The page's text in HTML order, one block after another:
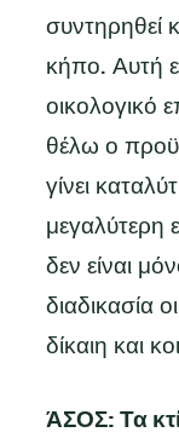
συντηρηθεί
κήπο. Αυτή
οικολογικό
θέλω ο
γίνει
μεγαλύτερη
δεν είναι
διαδικασία
δίκαιη και
ΆΣΟΣ: Τα